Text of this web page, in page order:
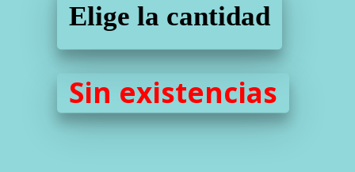
Elige la cantidad
Sin existencias